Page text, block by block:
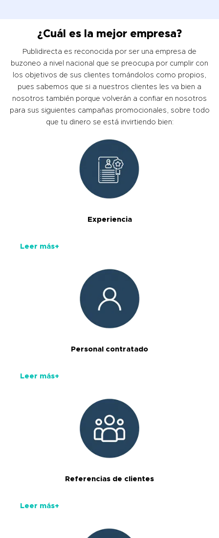
¿Cuál es la mejor empresa?
Publidirecta es reconocida por ser una empresa de
buzoneo a nivel nacional que se preocupa por cumplir con
los objetivos de sus clientes tomándolos como propios,
pues sabemos que si a nuestros clientes les va bien a
nosotros también porque volverán a confiar en nosotros
para sus siguientes campañas promocionales, sobre todo
que tu dinero se está invirtiendo bien:
Experiencia
Leer más+
Personal contratado
Leer más+
Referencias de clientes
Leer más+